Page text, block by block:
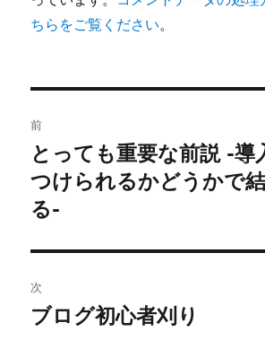
ちらをご覧ください。
稿
ナ
ビ
ゲ
ー
シ
前
前
の
投
とっても重要な前説 -導
つけられるかどうかで
る-
次
次
ブログ初心者刈り